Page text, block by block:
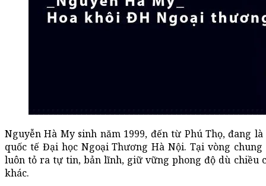
Nguyễn Hà My sinh năm 1999, đến từ Phú Thọ, đang
quốc tế Đại học Ngoại Thương Hà Nội. Tại vòng
luôn tỏ ra tự tin, bản lĩnh, giữ vững phong độ dù chiều
khác.